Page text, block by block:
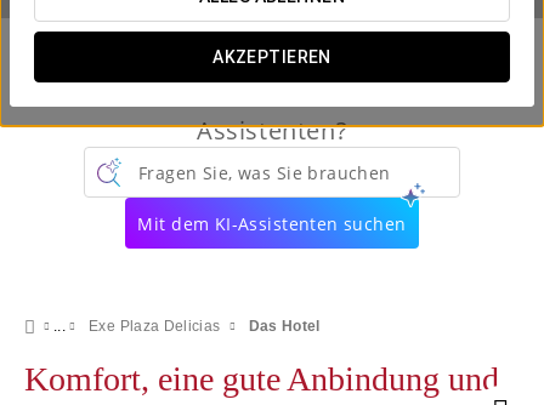
AKZEPTIEREN
Assistenten?
Fragen Sie, was Sie brauchen
Mit dem KI-Assistenten suchen
Exe Plaza Delicias Das Hotel
Komfort, eine gute Anbindung und